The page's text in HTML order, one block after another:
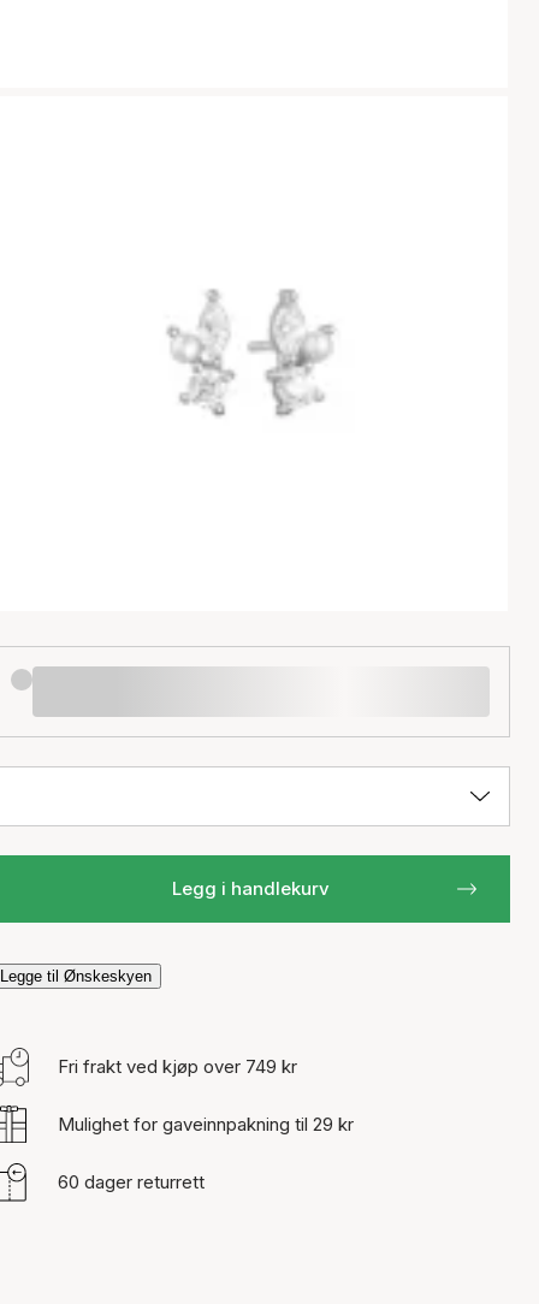
Legg i handlekurv
Legge til Ønskeskyen
Fri frakt ved kjøp over 749 kr
Mulighet for gaveinnpakning til 29 kr
60 dager returrett